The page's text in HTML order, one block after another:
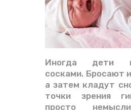
Иногда дети
сосками. Бросают
а затем кладут
точки зрения
просто